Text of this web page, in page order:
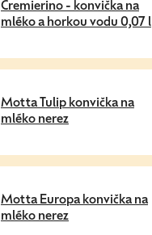
Cremierino - konvička na
mléko a horkou vodu 0,07 l
Motta Tulip konvička na
mléko nerez
Motta Europa konvička na
mléko nerez